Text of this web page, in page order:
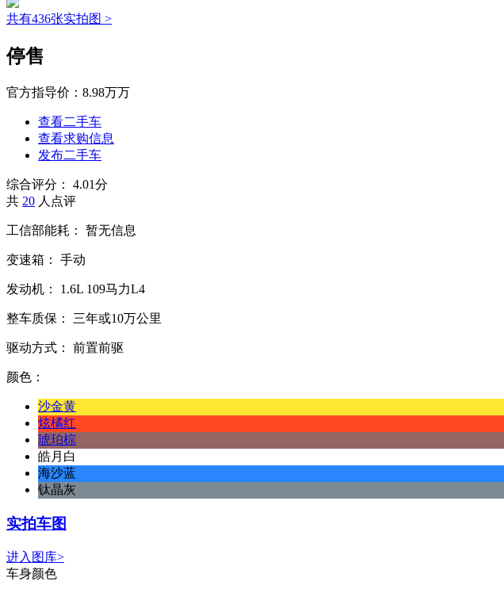
共有436张实拍图 >
停售
官方指导价： 8.98万万
查看二手车
查看求购信息
发布二手车
综合评分：
4.01分
共 20 人点评
工信部能耗： 暂无信息
变速箱： 手动
发动机： 1.6L 109马力L4
整车质保： 三年或10万公里
驱动方式： 前置前驱
颜色：
沙金黄
炫橘红
琥珀棕
皓月白
海沙蓝
钛晶灰
实拍车图
进入图库>
车身颜色